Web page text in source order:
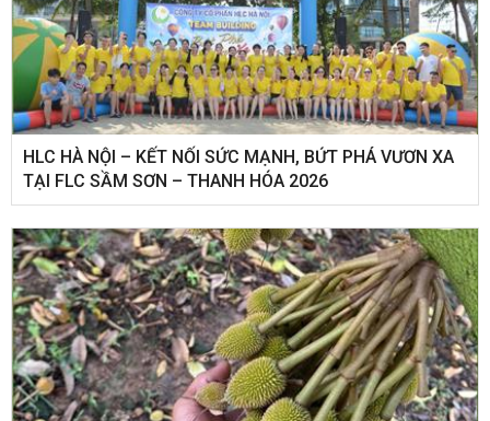
HLC HÀ NỘI – KẾT NỐI SỨC MẠNH, BỨT PHÁ VƯƠN XA
TẠI FLC SẦM SƠN – THANH HÓA 2026